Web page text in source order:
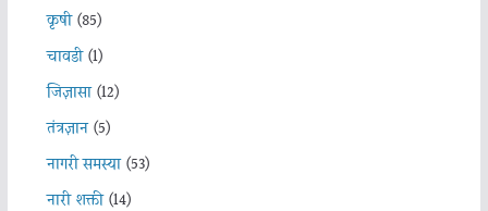
कृषी(85)
चावडी(1)
जिज्ञासा(12)
तंत्रज्ञान(5)
नागरी समस्या(53)
नारी शक्ती(14)